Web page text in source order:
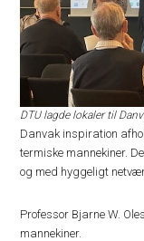
DTU lagde lokaler til
Danvak inspiration
termiske mannekiner.
og med hyggeligt
Professor Bjarne W.
mannekiner.